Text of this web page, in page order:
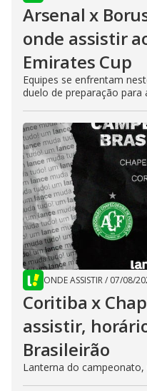
Arsenal x
onde assistir
Emirates Cup
Equipes se enfrentam
duelo de preparação
ONDE ASSISTIR/ 07/08/
Coritiba x
assistir,
Brasileirão
Lanterna do